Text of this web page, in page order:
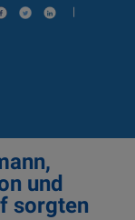
|
und
sorgten